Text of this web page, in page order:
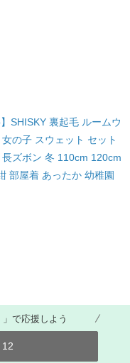
SHISKY 裏起毛 ルームウ
の子 スウェット セット
ズボン 冬 110cm 120cm
部屋着 あったか 幼稚園
で応援しよう
12